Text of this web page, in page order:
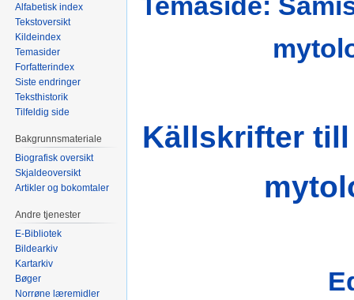
Källskrifter
Alfabetisk index
Tekstoversikt
Kildeindex
Temasider
Forfatterindex
Siste endringer
Teksthistorik
Tilfeldig side
Bakgrunnsmateriale
Biografisk oversikt
Skjaldeoversikt
Artikler og bokomtaler
Andre tjenester
E-Bibliotek
Bildearkiv
Kartarkiv
Bøger
Norrøne læremidler